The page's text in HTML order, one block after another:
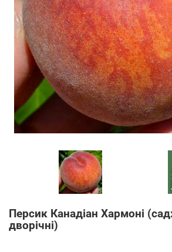
Персик Канадіан Хармоні
дворічні)